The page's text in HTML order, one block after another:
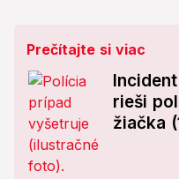
Prečítajte si viac
rieši
žiačka